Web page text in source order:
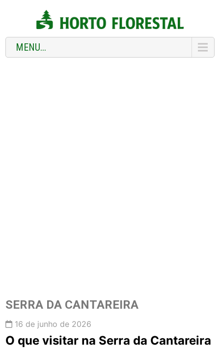
MENU...
SERRA DA CANTAREIRA
16 de junho de 2026
O que visitar na Serra da Cantareira